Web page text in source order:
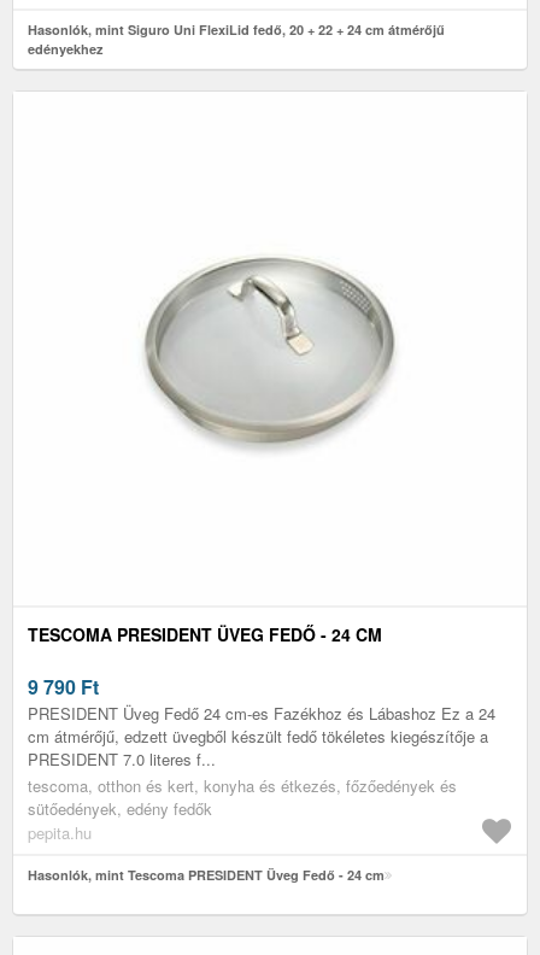
Hasonlók, mint Siguro Uni FlexiLid fedő, 20 + 22 + 24 cm átmérőjű
edényekhez
TESCOMA PRESIDENT ÜVEG FEDŐ - 24 CM
9 790 Ft
PRESIDENT Üveg Fedő 24 cm-es Fazékhoz és Lábashoz Ez a 24
cm átmérőjű, edzett üvegből készült fedő tökéletes kiegészítője a
PRESIDENT 7.0 literes f...
tescoma, otthon és kert, konyha és étkezés, főzőedények és
sütőedények, edény fedők
pepita.hu
Hasonlók, mint Tescoma PRESIDENT Üveg Fedő - 24 cm